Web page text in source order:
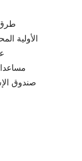
الأولية
صندوق